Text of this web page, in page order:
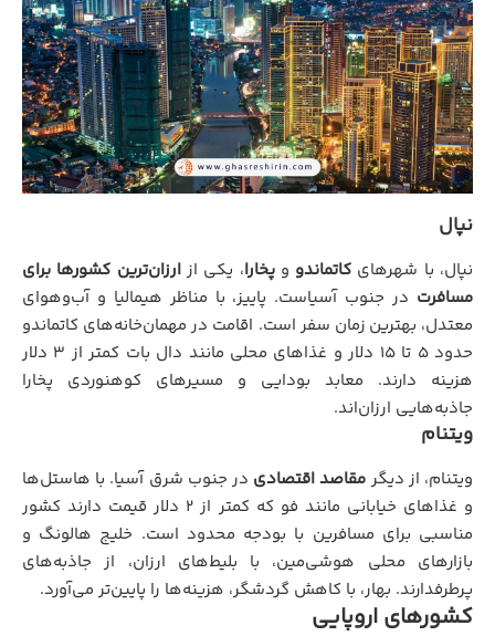
نپال
نپال، با شهرهای کاتماندو وپخارا، یکی ازارزان‌ترین کشورها برای
مسافرت در جنوب آسیاست. پاییز، با مناظر هیمالیا و آب‌وهوای
معتدل، بهترین زمان سفر است. اقامت در مهمان‌خانه‌های کاتماندو
حدود 5 تا 15 دلار و غذاهای محلی مانند دال بات کمتر از 3 دلار
هزینه دارند. معابد بودایی و مسیرهای کوهنوردی پخارا
جاذبه‌هایی ارزان‌اند.
ویتنام
ویتنام، از دیگر مقاصد اقتصادی در جنوب شرق آسیا. با هاستل‌ها
و غذاهای خیابانی مانند فو که کمتر از 2 دلار قیمت دارند کشور
مناسبی برای مسافرین با بودجه محدود است. خلیج هالونگ و
بازارهای محلی هوشی‌مین، با بلیط‌های ارزان، از جاذبه‌های
پرطرفدارند. بهار، با کاهش گردشگر، هزینه‌ها را پایین‌تر می‌آورد.
کشورهای اروپایی